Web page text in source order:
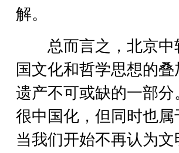
解。
总而言之，北京中
国文化和哲学思想的
遗产不可或缺的一部
很中国化，但同时也
当我们开始不再认为